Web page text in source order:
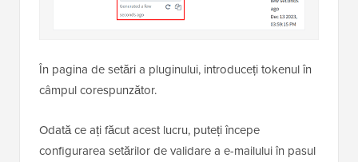
În pagina de setări a pluginului, introduceți tokenul în
câmpul corespunzător.
Odată ce ați făcut acest lucru, puteți începe
configurarea setărilor de validare a e-mailului în pasul